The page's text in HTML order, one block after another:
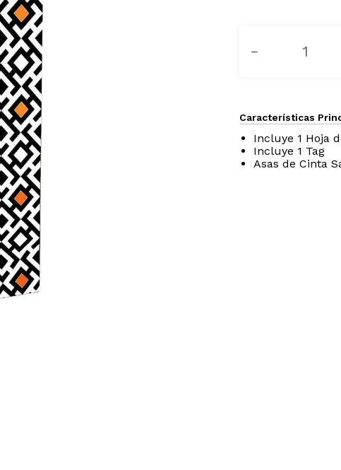
－
Características
Incluye 1 Hoja
Incluye 1 Tag
Asas de Cinta